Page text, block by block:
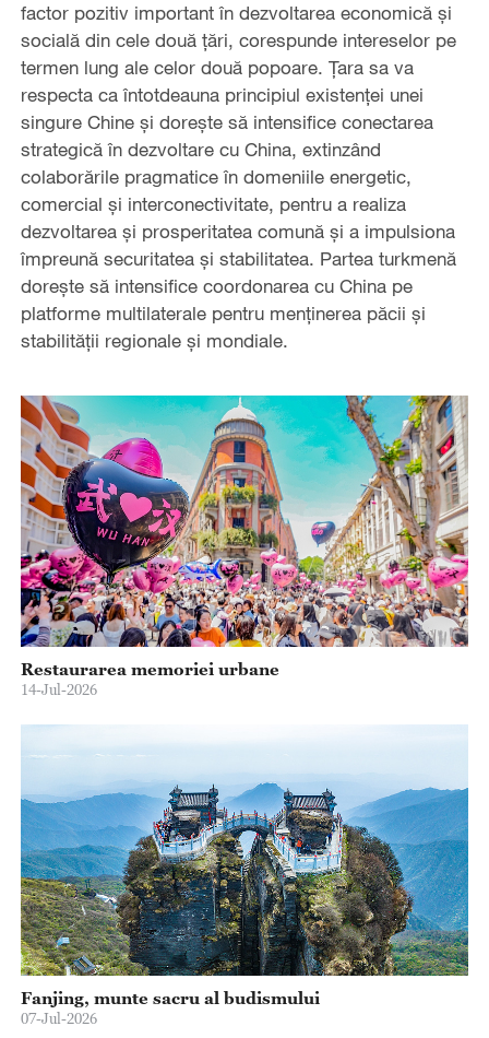
factor pozitiv important în dezvoltarea economică și
socială din cele două țări, corespunde intereselor pe
termen lung ale celor două popoare. Țara sa va
respecta ca întotdeauna principiul existenței unei
singure Chine și dorește să intensifice conectarea
strategică în dezvoltare cu China, extinzând
colaborările pragmatice în domeniile energetic,
comercial și interconectivitate, pentru a realiza
dezvoltarea și prosperitatea comună și a impulsiona
împreună securitatea și stabilitatea. Partea turkmenă
dorește să intensifice coordonarea cu China pe
platforme multilaterale pentru menținerea păcii și
stabilității regionale și mondiale.
Restaurarea memoriei urbane
14-Jul-2026
Fanjing, munte sacru al budismului
07-Jul-2026